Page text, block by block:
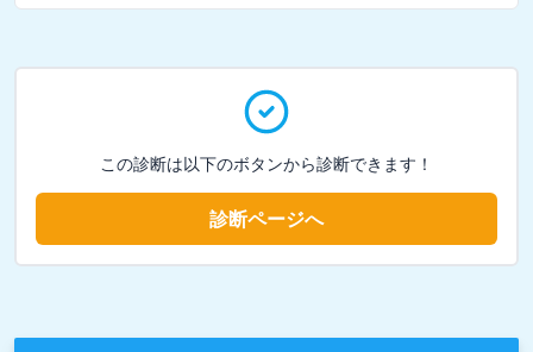
この診断は以下のボタンから診断できます！
診断ページへ